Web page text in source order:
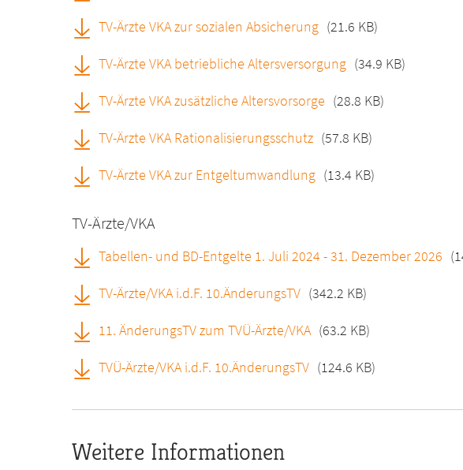
TV-Ärzte VKA zur sozialen Absicherung (21.6 KB)
TV-Ärzte VKA betriebliche Altersversorgung (34.9 KB)
TV-Ärzte VKA zusätzliche Altersvorsorge (28.8 KB)
TV-Ärzte VKA Rationalisierungsschutz (57.8 KB)
TV-Ärzte VKA zur Entgeltumwandlung (13.4 KB)
TV-Ärzte/VKA
Tabellen- und BD-Entgelte 1. Juli 2024 - 31. Dezember 2026
TV-Ärzte/VKA i.d.F. 10.ÄnderungsTV (342.2 KB)
11. ÄnderungsTV zum TVÜ-Ärzte/VKA (63.2 KB)
TVÜ-Ärzte/VKA i.d.F. 10.ÄnderungsTV (124.6 KB)
Weitere Informationen